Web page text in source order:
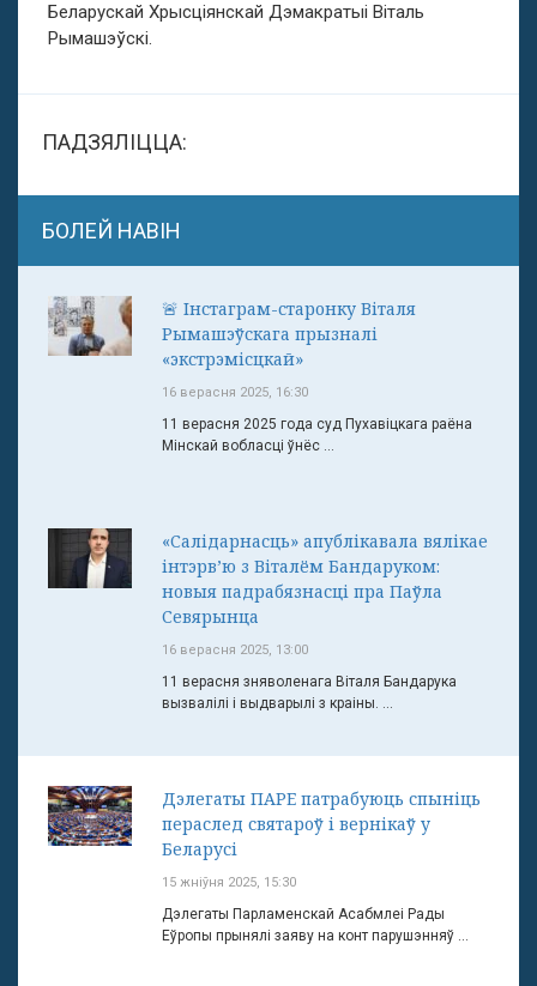
Беларускай Хрысціянскай Дэмакратыі Віталь
Рымашэўскі.
ПАДЗЯЛІЦЦА:
БОЛЕЙ НАВІН
🚨 Інстаграм-старонку Віталя
Рымашэўскага прызналі
«экстрэмісцкай»
16 верасня 2025, 16:30
11 верасня 2025 года суд Пухавіцкага раёна
Мінскай вобласці ўнёс ...
«Салідарнасць» апублікавала вялікае
інтэрв’ю з Віталём Бандаруком:
новыя падрабязнасці пра Паўла
Севярынца
16 верасня 2025, 13:00
11 верасня зняволенага Віталя Бандарука
вызвалілі і выдварылі з краіны. ...
Дэлегаты ПАРЕ патрабуюць спыніць
пераслед святароў і вернікаў у
Беларусі
15 жніўня 2025, 15:30
Дэлегаты Парламенскай Асабмлеі Рады
Еўропы прынялі заяву на конт парушэнняў ...